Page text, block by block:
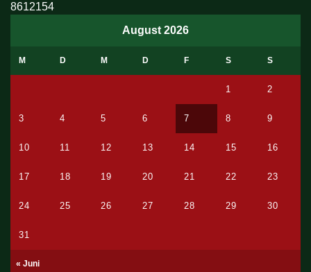
8612154
August 2026
M D M D F S S
« Juni
1 2
3 4 5 6 7 8 9
10 11 12 13 14 15 16
17 18 19 20 21 22 23
24 25 26 27 28 29 30
31